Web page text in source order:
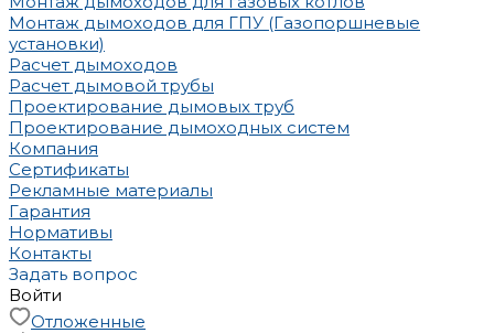
Монтаж дымоходов для ГПУ (Газопоршневые
установки)
Расчет дымоходов
Расчет дымовой трубы
Проектирование дымовых труб
Проектирование дымоходных систем
Компания
Сертификаты
Рекламные материалы
Гарантия
Нормативы
Контакты
Задать вопрос
Войти
Отложенные